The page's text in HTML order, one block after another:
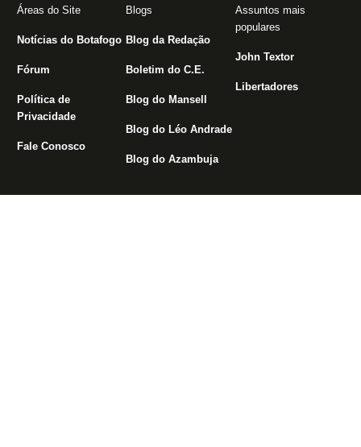
Áreas do Site
Notícias do Botafogo
Fórum
Política de
Privacidade
Fale Conosco
Blogs
Blog da Redação
Boletim do C.E.
Blog do Mansell
Blog do Léo Andrade
Blog do Azambuja
Assuntos mais
populares
John Textor
Libertadores